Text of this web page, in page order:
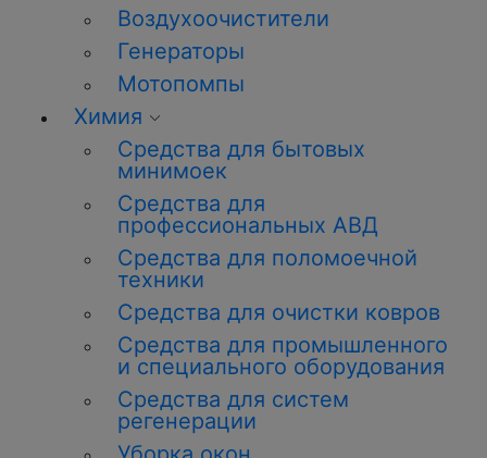
Воздухоочистители
Генераторы
Мотопомпы
Химия
Средства для бытовых
минимоек
Средства для
профессиональных АВД
Средства для поломоечной
техники
Средства для очистки ковров
Средства для промышленного
и специального оборудования
Средства для систем
регенерации